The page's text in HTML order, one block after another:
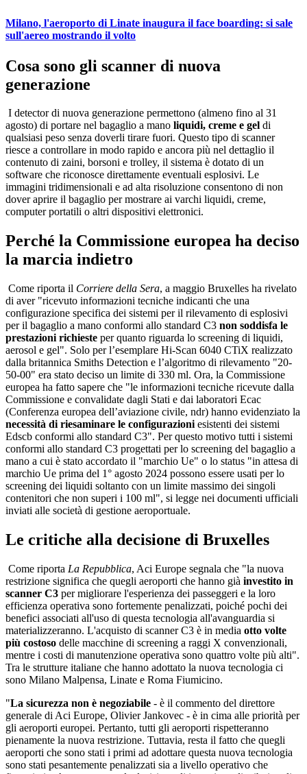
Milano, l'aeroporto di Linate inaugura il face boarding: si sale
sull'aereo mostrando il volto
Cosa sono gli scanner di nuova
generazione
I detector di nuova generazione permettono (almeno fino al 31
agosto) di portare nel bagaglio a mano liquidi, creme e gel di
qualsiasi peso senza doverli tirare fuori. Questo tipo di scanner
riesce a controllare in modo rapido e ancora più nel dettaglio il
contenuto di zaini, borsoni e trolley, il sistema è dotato di un
software che riconosce direttamente eventuali esplosivi. Le
immagini tridimensionali e ad alta risoluzione consentono di non
dover aprire il bagaglio per mostrare ai varchi liquidi, creme,
computer portatili o altri dispositivi elettronici.
Perché la Commissione europea ha deciso
la marcia indietro
Come riporta il Corriere della Sera, a maggio Bruxelles ha rivelato
di aver "ricevuto informazioni tecniche indicanti che una
configurazione specifica dei sistemi per il rilevamento di esplosivi
per il bagaglio a mano conformi allo standard C3 non soddisfa le
prestazioni richieste per quanto riguarda lo screening di liquidi,
aerosol e gel". Solo per l’esemplare Hi-Scan 6040 CTiX realizzato
dalla britannica Smiths Detection e l’algoritmo di rilevamento "20-
50-00" era stato deciso un limite di 330 ml. Ora, la Commissione
europea ha fatto sapere che "le informazioni tecniche ricevute dalla
Commissione e convalidate dagli Stati e dai laboratori Ecac
(Conferenza europea dell’aviazione civile, ndr) hanno evidenziato la
necessità di riesaminare le configurazioni esistenti dei sistemi
Edscb conformi allo standard C3". Per questo motivo tutti i sistemi
conformi allo standard C3 progettati per lo screening del bagaglio a
mano a cui è stato accordato il "marchio Ue" o lo status "in attesa di
marchio Ue prima del 1° agosto 2024 possono essere usati per lo
screening dei liquidi soltanto con un limite massimo dei singoli
contenitori che non superi i 100 ml", si legge nei documenti ufficiali
inviati alle società di gestione aeroportuale.
Le critiche alla decisione di Bruxelles
Come riporta La Repubblica, Aci Europe segnala che "la nuova
restrizione significa che quegli aeroporti che hanno già investito in
scanner C3 per migliorare l'esperienza dei passeggeri e la loro
efficienza operativa sono fortemente penalizzati, poiché pochi dei
benefici associati all'uso di questa tecnologia all'avanguardia si
materializzeranno. L'acquisto di scanner C3 è in media otto volte
più costoso delle macchine di screening a raggi X convenzionali,
mentre i costi di manutenzione operativa sono quattro volte più alti".
Tra le strutture italiane che hanno adottato la nuova tecnologia ci
sono Milano Malpensa, Linate e Roma Fiumicino.
"La sicurezza non è negoziabile - è il commento del direttore
generale di Aci Europe, Olivier Jankovec - è in cima alle priorità per
gli aeroporti europei. Pertanto, tutti gli aeroporti rispetteranno
pienamente la nuova restrizione. Tuttavia, resta il fatto che quegli
aeroporti che sono stati i primi ad adottare questa nuova tecnologia
sono stati pesantemente penalizzati sia a livello operativo che